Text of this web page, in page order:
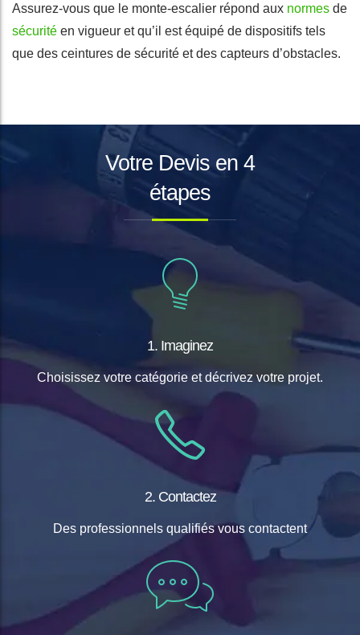
Assurez-vous que le monte-escalier répond aux normes de
sécurité en vigueur et qu’il est équipé de dispositifs tels
que des ceintures de sécurité et des capteurs d’obstacles.
Votre Devis en 4
étapes
1. Imaginez
Choisissez votre catégorie et décrivez votre projet.
2. Contactez
Des professionnels qualifiés vous contactent